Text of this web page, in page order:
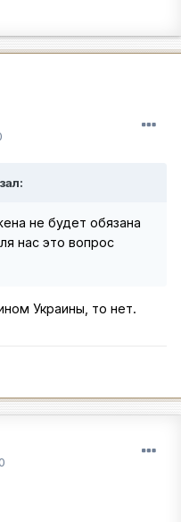
не будет обязана
нас это вопрос
Украины, то нет.